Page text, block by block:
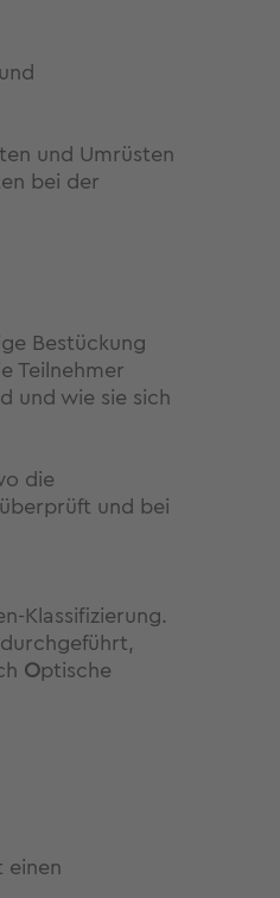
und Umrüsten
bei der
Bestückung
Teilnehmer
und wie sie sich
die
und bei
Klassifizierung.
Optische
einen